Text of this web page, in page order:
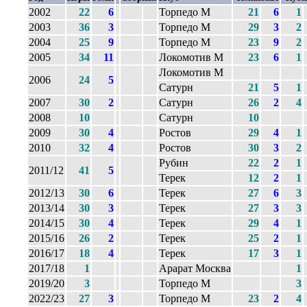
2002 22 6 Торпедо М 21 6
1
2003
36 3 Торпедо М 29 3 2
2004
25 9 Торпедо М 23 9
2
2005
34 11 Локомотив М 23 6 1
2006
24 5
Локомотив М
Сатурн
21 5
1
2007
30 2 Сатурн 26 2
4
2008
10 Сатурн
10
2009
30 4 Ростов 29 4
1
2010
32 4 Ростов 30 3 2
2011/12
41 5
Рубин 22 2 1
Терек
12 2
1
2012/13
30 6 Терек 27 6
3
2013/14
30 3 Терек 27 3
3
2014/15
30 4 Терек 29 4
1
2015/16
26 2 Терек 25 2
1
2016/17
18 4 Терек 17 3 1
2017/18
1 Арарат Москва
1
2019/20
3 Торпедо М
3
2022/23
27 3 Торпедо М 23 2 4